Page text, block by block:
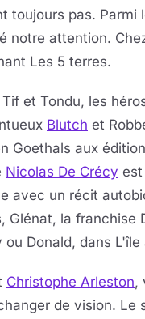
toujours pas.
notre attention.
Les 5 terres.
et Tondu, les
Blutch et
Goethals aux
Nicolas De Crécy
avec un récit
Glénat, la franchise
Donald, dans
Christophe Arleston,
de vision. Le